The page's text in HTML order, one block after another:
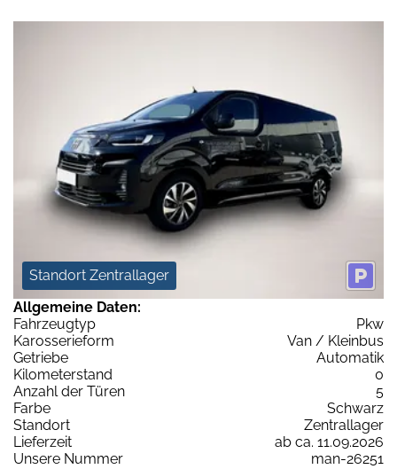
Standort Zentrallager
Allgemeine Daten:
Fahrzeugtyp
Pkw
Karosserieform
Van / Kleinbus
Getriebe
Automatik
Kilometerstand
0
Anzahl der Türen
5
Farbe
Schwarz
Standort
Zentrallager
Lieferzeit
ab ca. 11.09.2026
Unsere Nummer
man-26251